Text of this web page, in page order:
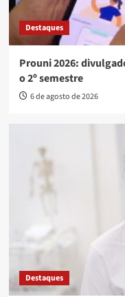
Destaques
Prouni 2026:
o 2º semestre
6 de agosto de 2026
Destaques